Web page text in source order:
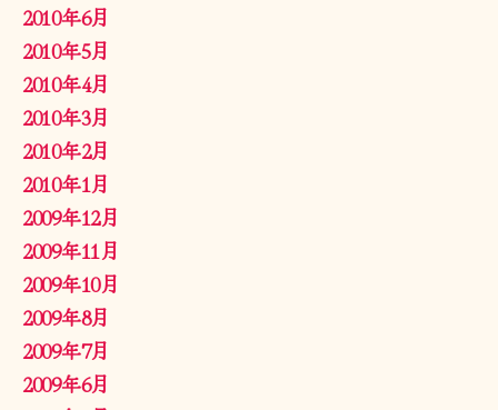
2010年6月
2010年5月
2010年4月
2010年3月
2010年2月
2010年1月
2009年12月
2009年11月
2009年10月
2009年8月
2009年7月
2009年6月